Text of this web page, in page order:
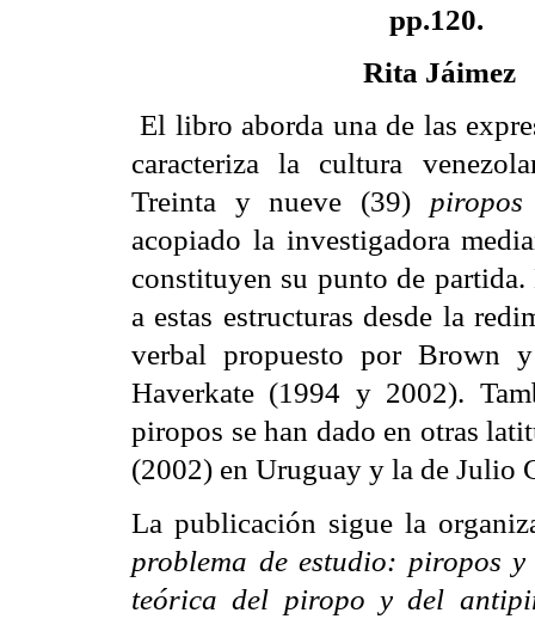
pp.120.
Rita Jáimez
El libro aborda una de las
caracteriza la cultura
Treinta y nueve (39)
acopiado la investigadora
constituyen su punto de
a estas estructuras desde la
verbal propuesto por Brown
Haverkate (1994 y 2002).
piropos se han dado en otras
(2002) en Uruguay y la de Julio
La publicación sigue la
problema de estudio: piropos
teórica del piropo y del